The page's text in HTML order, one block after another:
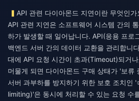
API 관련 다이아몬드 지연이란 무엇인가
API 관련 지연은 소프트웨어 시스템 간의
하가 발생할 때 일어납니다. API(응용 프로
백엔드 서버 간의 데이터 교환을 관리합니
대에 API 요청 시간이 초과(Timeout)되거
머물게 되면 다이아몬드 구매 상태가 '보류
서버 과부하를 방지하기 위한 보호 조치인
limiting)'은 동시에 처리할 수 있는 요청 수